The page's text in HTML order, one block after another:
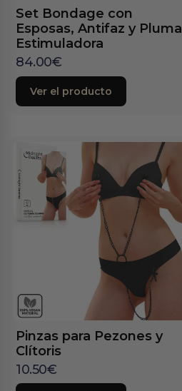
Set Bondage con
Esposas, Antifaz y Pluma
Estimuladora
84.00€
Ver el producto
Pinzas para Pezones y
Clítoris
10.50€